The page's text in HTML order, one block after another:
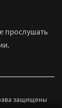
прослушать
защищены